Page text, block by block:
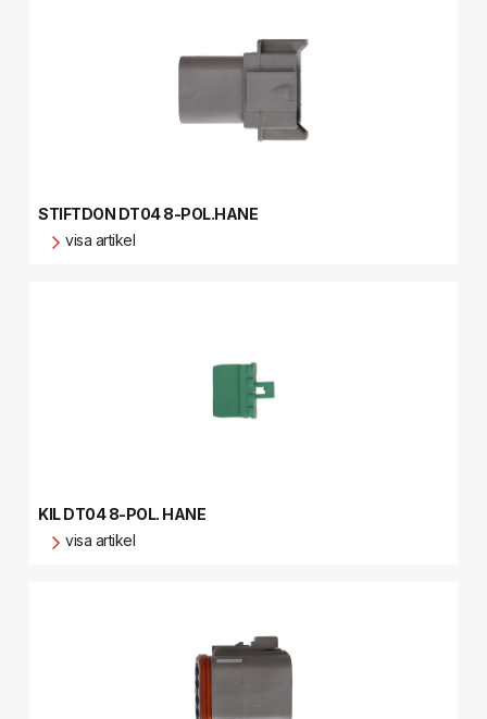
STIFTDON DT04 8-POL.HANE
visa artikel
KIL DT04 8-POL. HANE
visa artikel